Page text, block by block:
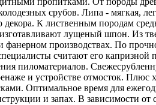
срубов. Липа - мягкая,
декора. К лиственным породам
изготавливают лущеный шпон. Из
фанерном производствах. По
считают его
пиломатериалов.
и устройстве отмосток.
Оптимальное время для
и запах. В зависимости